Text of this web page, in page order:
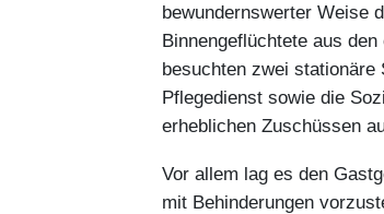
bewundernswerter Weise
Binnengeflüchtete aus
besuchten zwei stationäre
Pflegedienst sowie die
erheblichen Zuschüssen
Vor allem lag es den
mit Behinderungen